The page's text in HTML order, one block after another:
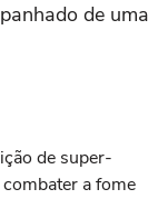
de uma
de super-
a fome